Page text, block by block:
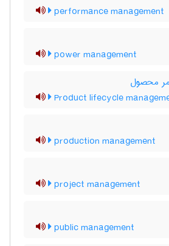
performance management
power management
محصول
Product lifecycle
production management
project management
public management